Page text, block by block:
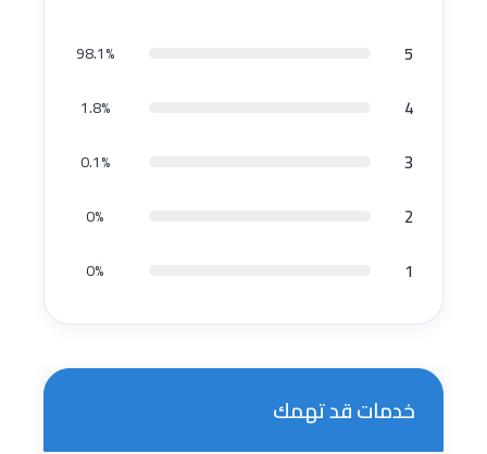
5
98.1%
4
1.8%
3
0.1%
2
0%
1
0%
خدمات قد تهمك